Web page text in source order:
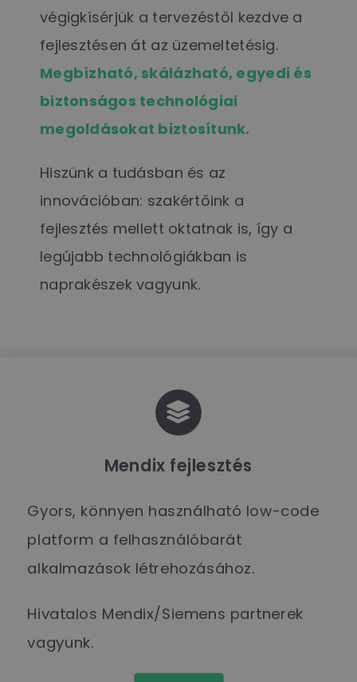
végigkísérjük a tervezéstől kezdve a
fejlesztésen át az üzemeltetésig.
Megbízható, skálázható, egyedi és
biztonságos technológiai
megoldásokat biztosítunk.
Hiszünk a tudásban és az
innovációban: szakértőink a
fejlesztés mellett oktatnak is, így a
legújabb technológiákban is
naprakészek vagyunk.
Mendix fejlesztés
Gyors, könnyen használható low-code
platform a felhasználóbarát
alkalmazások létrehozásához.
Hivatalos Mendix/Siemens partnerek
vagyunk.